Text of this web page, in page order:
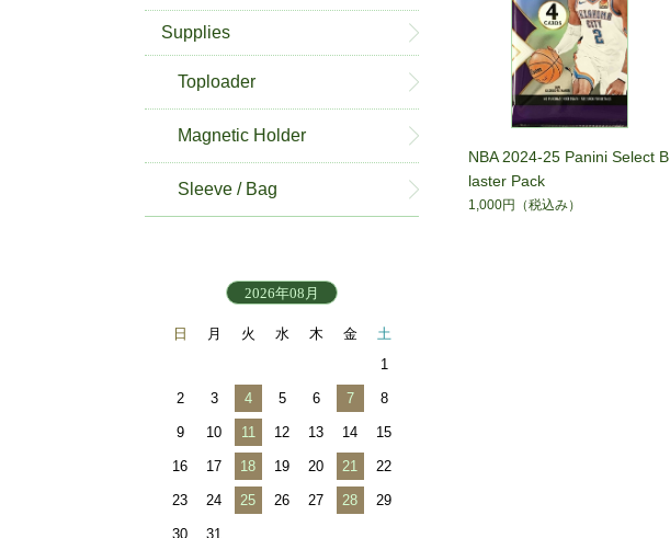
NBA 2024-25 Panini Select B
laster Pack
1,000円 （税込み）
Supplies
Toploader
Magnetic Holder
Sleeve / Bag
2026年08月
日 月 火 水 木 金
土
1
2 3 4 5 6 7 8
9 10 11 12 13 14 15
16 17 18 19 20 21 22
23 24 25 26 27 28 29
30 31